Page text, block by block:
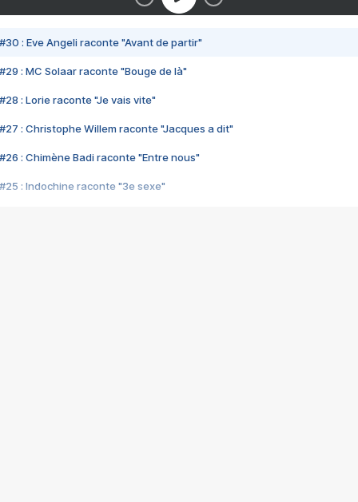
#30 : Eve Angeli raconte "Avant de partir"
#29 : MC Solaar raconte "Bouge de là"
#28 : Lorie raconte "Je vais vite"
#27 : Christophe Willem raconte "Jacques a dit"
#26 : Chimène Badi raconte "Entre nous"
#25 : Indochine raconte "3e sexe"